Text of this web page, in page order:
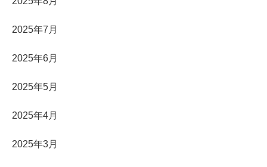
2025年7月
2025年6月
2025年5月
2025年4月
2025年3月